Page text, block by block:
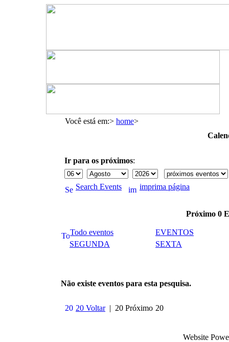
Você está em:> home>
Ir para os próximos:
Search Events imprima página
Próximo 0
Todo eventos
EVENTOS
SEGUNDA
SEXTA
Não existe eventos para esta pesquisa.
20 Voltar| 20 Próximo
Website